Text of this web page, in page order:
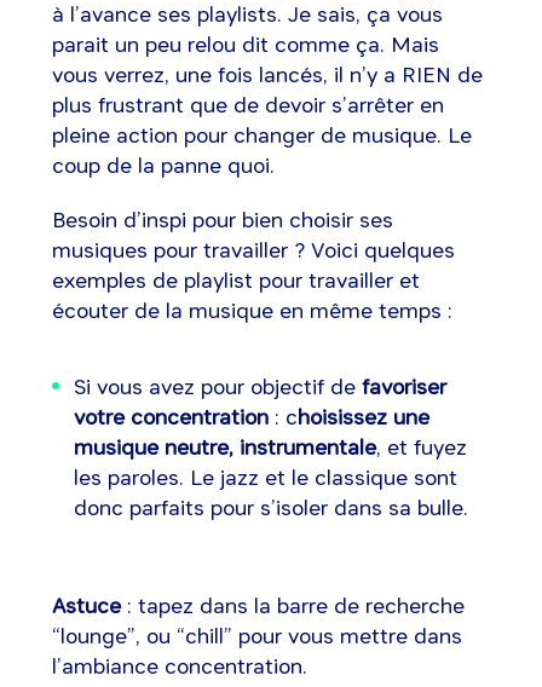
à l’avance ses playlists. Je sais, ça vous
parait un peu relou dit comme ça. Mais
vous verrez, une fois lancés, il n’y a RIEN de
plus frustrant que de devoir s’arrêter en
pleine action pour changer de musique. Le
coup de la panne quoi.
Besoin d’inspi pour bien choisir ses
musiques pour travailler ? Voici quelques
exemples de playlist pour travailler et
écouter de la musique en même temps :
Si vous avez pour objectif de favoriser
votre concentration : choisissez une
musique neutre, instrumentale, et fuyez
les paroles. Le jazz et le classique sont
donc parfaits pour s’isoler dans sa bulle.
Astuce : tapez dans la barre de recherche
“lounge”, ou “chill” pour vous mettre dans
l’ambiance concentration.